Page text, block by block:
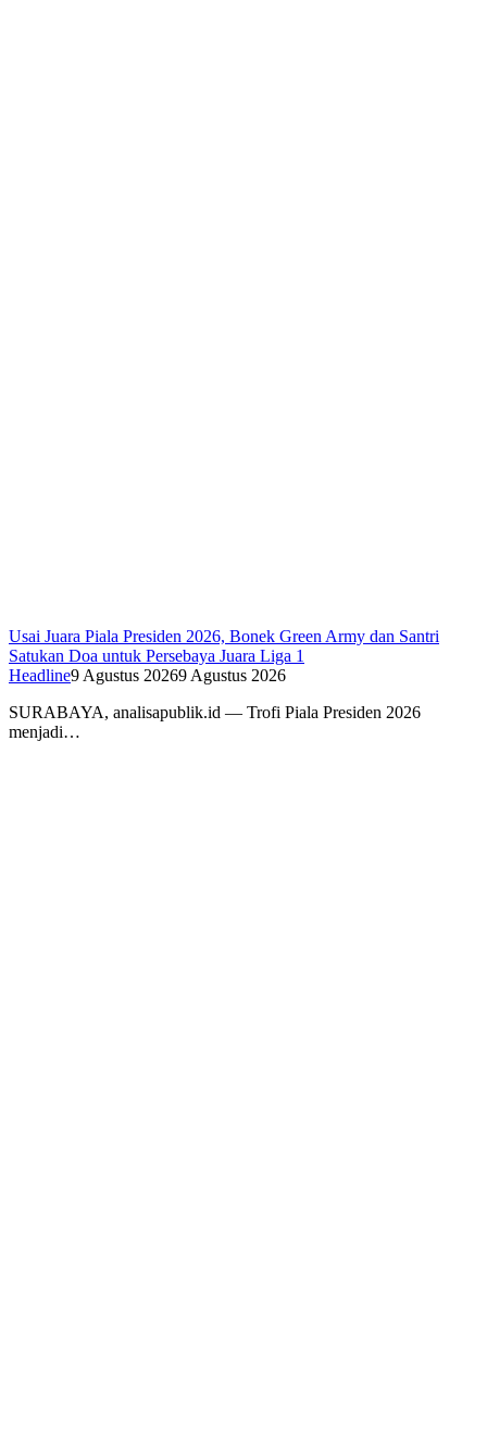
Usai Juara Piala Presiden 2026, Bonek Green Army dan Santri
Satukan Doa untuk Persebaya Juara Liga 1
Headline9 Agustus 20269 Agustus 2026
SURABAYA, analisapublik.id — Trofi Piala Presiden 2026
menjadi…